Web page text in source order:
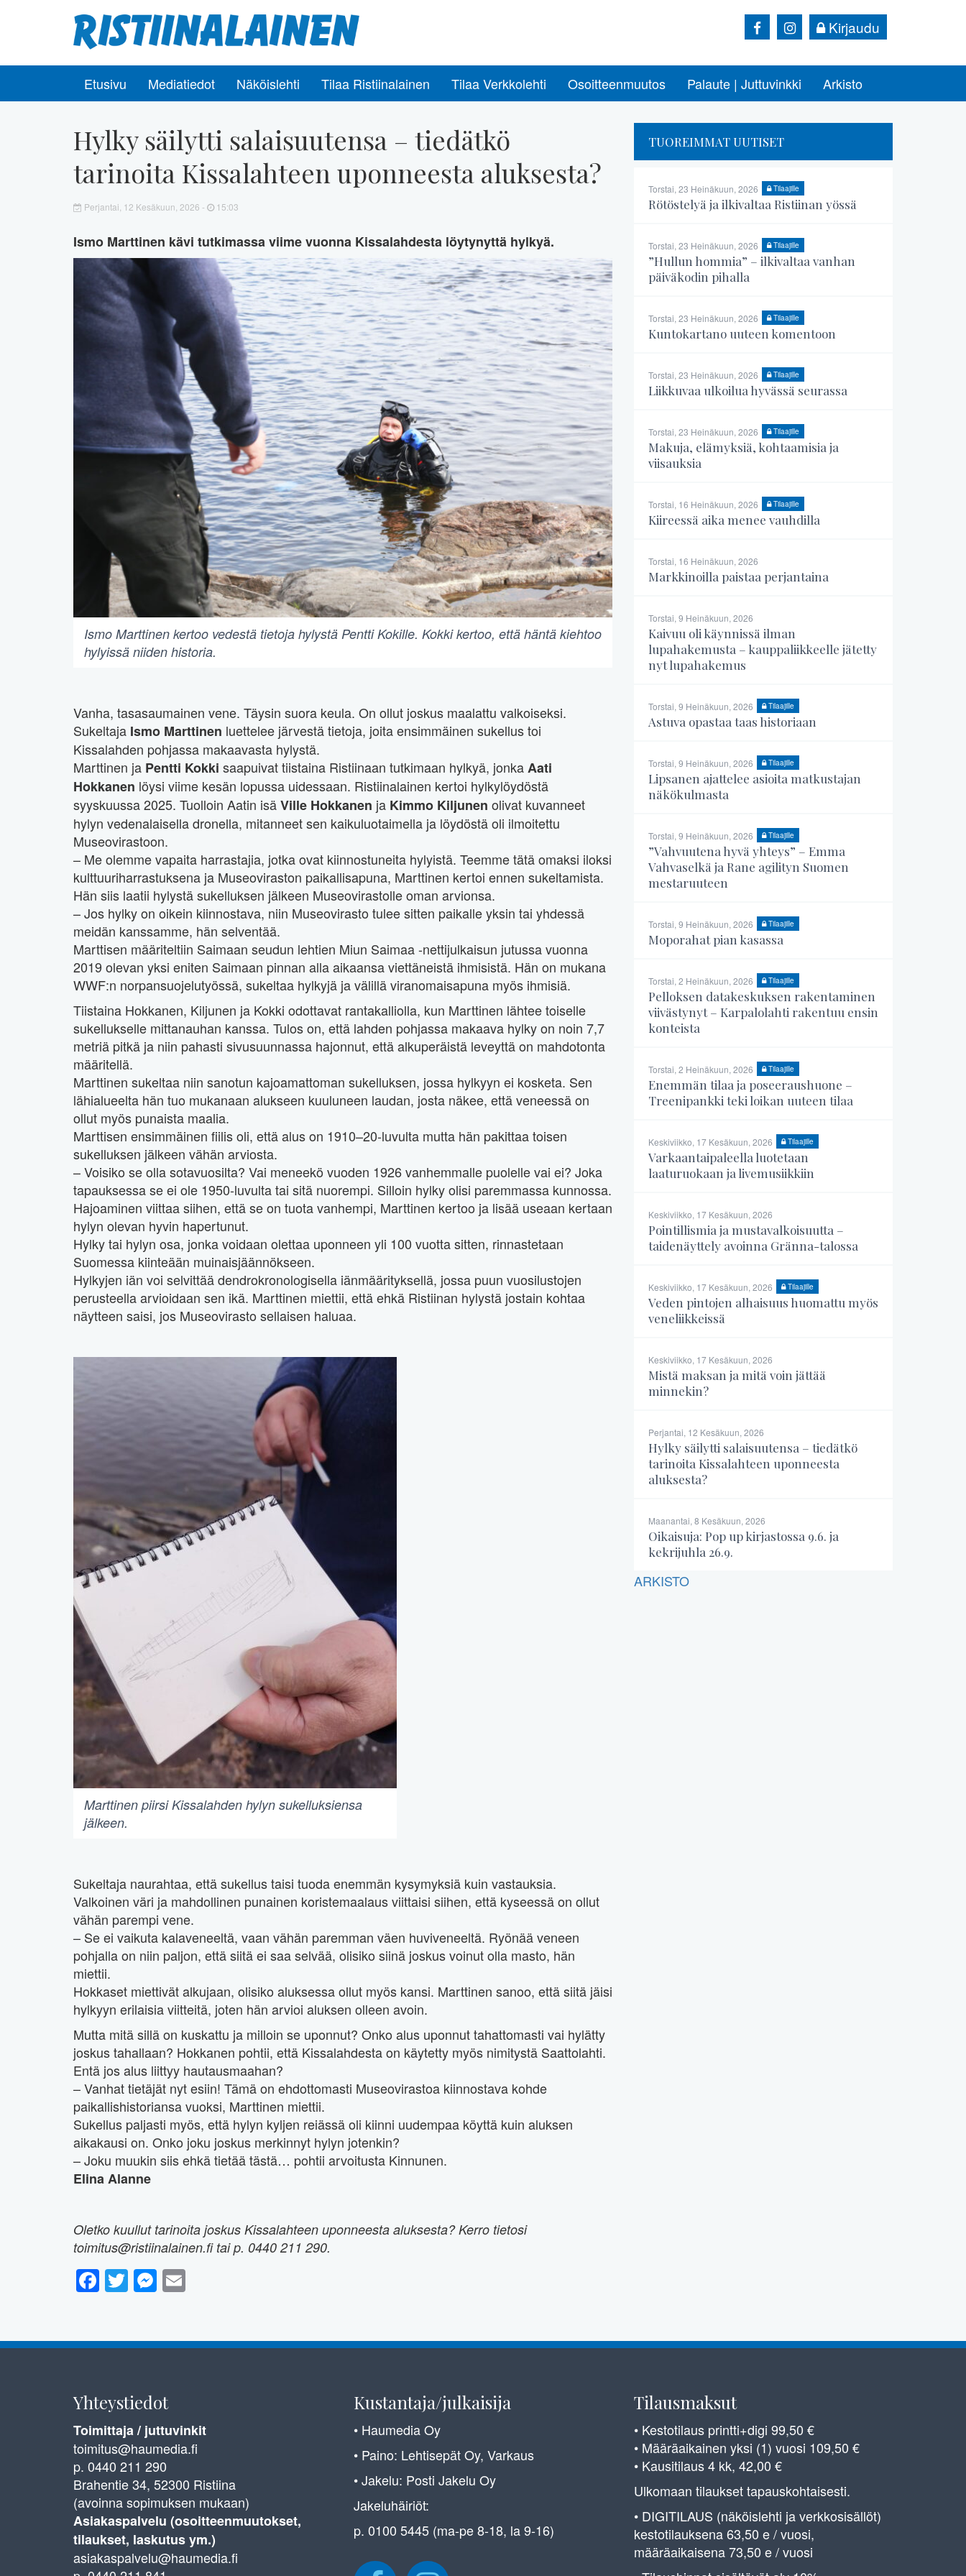
Kirjaudu
Etusivu Mediatiedot Näköislehti Tilaa Ristiinalainen Tilaa Verkkolehti Osoitteenmuutos Palaute | Juttuvinkki Arkisto
Hylky säilytti salaisuutensa – tiedätkö
tarinoita Kissalahteen uponneesta aluksesta?
Perjantai, 12 Kesäkuun, 2026 - 15:03
Ismo Marttinen kävi tutkimassa viime vuonna Kissalahdesta löytynyttä hylkyä.
Ismo Marttinen kertoo vedestä tietoja hylystä Pentti Kokille. Kokki kertoo, että häntä kiehtoo
hylyissä niiden historia.
Vanha, tasasaumainen vene. Täysin suora keula. On ollut joskus maalattu valkoiseksi.
Sukeltaja Ismo Marttinen luettelee järvestä tietoja, joita ensimmäinen sukellus toi
Kissalahden pohjassa makaavasta hylystä.
Marttinen ja Pentti Kokki saapuivat tiistaina Ristiinaan tutkimaan hylkyä, jonkaAati
Hokkanen löysi viime kesän lopussa uidessaan. Ristiinalainen kertoi hylkylöydöstä
syyskuussa 2025. Tuolloin Aatin isäVille Hokkanen ja Kimmo Kiljunen olivat kuvanneet
hylyn vedenalaisella dronella, mitanneet sen kaikuluotaimella ja löydöstä oli ilmoitettu
Museovirastoon.
– Me olemme vapaita harrastajia, jotka ovat kiinnostuneita hylyistä. Teemme tätä omaksi iloksi
kulttuuriharrastuksena ja Museoviraston paikallisapuna, Marttinen kertoi ennen sukeltamista.
Hän siis laatii hylystä sukelluksen jälkeen Museovirastolle oman arvionsa.
– Jos hylky on oikein kiinnostava, niin Museovirasto tulee sitten paikalle yksin tai yhdessä
meidän kanssamme, hän selventää.
Marttisen määriteltiin Saimaan seudun lehtien Miun Saimaa -nettijulkaisun jutussa vuonna
2019 olevan yksi eniten Saimaan pinnan alla aikaansa viettäneistä ihmisistä. Hän on mukana
WWF:n norpansuojelutyössä, sukeltaa hylkyjä ja välillä viranomaisapuna myös ihmisiä.
Tiistaina Hokkanen, Kiljunen ja Kokki odottavat rantakalliolla, kun Marttinen lähtee toiselle
sukellukselle mittanauhan kanssa. Tulos on, että lahden pohjassa makaava hylky on noin 7,7
metriä pitkä ja niin pahasti sivusuunnassa hajonnut, että alkuperäistä leveyttä on mahdotonta
määritellä.
Marttinen sukeltaa niin sanotun kajoamattoman sukelluksen, jossa hylkyyn ei kosketa. Sen
lähialueelta hän tuo mukanaan alukseen kuuluneen laudan, josta näkee, että veneessä on
ollut myös punaista maalia.
Marttisen ensimmäinen fiilis oli, että alus on 1910–20-luvulta mutta hän pakittaa toisen
sukelluksen jälkeen vähän arviosta.
– Voisiko se olla sotavuosilta? Vai meneekö vuoden 1926 vanhemmalle puolelle vai ei? Joka
tapauksessa se ei ole 1950-luvulta tai sitä nuorempi. Silloin hylky olisi paremmassa kunnossa.
Hajoaminen viittaa siihen, että se on tuota vanhempi, Marttinen kertoo ja lisää useaan kertaan
hylyn olevan hyvin hapertunut.
Hylky tai hylyn osa, jonka voidaan olettaa uponneen yli 100 vuotta sitten, rinnastetaan
Suomessa kiinteään muinaisjäännökseen.
Hylkyjen iän voi selvittää dendrokronologisella iänmäärityksellä, jossa puun vuosilustojen
perusteella arvioidaan sen ikä. Marttinen miettii, että ehkä Ristiinan hylystä jostain kohtaa
näytteen saisi, jos Museovirasto sellaisen haluaa.
Marttinen piirsi Kissalahden hylyn sukelluksiensa
jälkeen.
Sukeltaja naurahtaa, että sukellus taisi tuoda enemmän kysymyksiä kuin vastauksia.
Valkoinen väri ja mahdollinen punainen koristemaalaus viittaisi siihen, että kyseessä on ollut
vähän parempi vene.
– Se ei vaikuta kalaveneeltä, vaan vähän paremman väen huviveneeltä. Ryönää veneen
pohjalla on niin paljon, että siitä ei saa selvää, olisiko siinä joskus voinut olla masto, hän
miettii.
Hokkaset miettivät alkujaan, olisiko aluksessa ollut myös kansi. Marttinen sanoo, että siitä jäisi
hylkyyn erilaisia viitteitä, joten hän arvioi aluksen olleen avoin.
Mutta mitä sillä on kuskattu ja milloin se uponnut? Onko alus uponnut tahattomasti vai hylätty
joskus tahallaan? Hokkanen pohtii, että Kissalahdesta on käytetty myös nimitystä Saattolahti.
Entä jos alus liittyy hautausmaahan?
– Vanhat tietäjät nyt esiin! Tämä on ehdottomasti Museovirastoa kiinnostava kohde
paikallishistoriansa vuoksi, Marttinen miettii.
Sukellus paljasti myös, että hylyn kyljen reiässä oli kiinni uudempaa köyttä kuin aluksen
aikakausi on. Onko joku joskus merkinnyt hylyn jotenkin?
– Joku muukin siis ehkä tietää tästä… pohtii arvoitusta Kinnunen.
Elina Alanne
Oletko kuullut tarinoita joskus Kissalahteen uponneesta aluksesta? Kerro tietosi
toimitus@ristiinalainen.fi tai p. 0440 211 290.
Facebook
TwitterMessenger
TUOREIMMAT UUTISET
Torstai, 23 Heinäkuun, 2026 Tilaajille
Rötöstelyä ja ilkivaltaa Ristiinan yössä
Torstai, 23 Heinäkuun, 2026 Tilaajille
”Hullun hommia” – ilkivaltaa vanhan
päiväkodin pihalla
Torstai, 23 Heinäkuun, 2026 Tilaajille
Kuntokartano uuteen komentoon
Torstai, 23 Heinäkuun, 2026 Tilaajille
Liikkuvaa ulkoilua hyvässä seurassa
Torstai, 23 Heinäkuun, 2026 Tilaajille
Makuja, elämyksiä, kohtaamisia ja
viisauksia
Torstai, 16 Heinäkuun, 2026 Tilaajille
Kiireessä aika menee vauhdilla
Torstai, 16 Heinäkuun, 2026
Markkinoilla paistaa perjantaina
Torstai, 9 Heinäkuun, 2026
Kaivuu oli käynnissä ilman
lupahakemusta – kauppaliikkeelle jätetty
nyt lupahakemus
Torstai, 9 Heinäkuun, 2026 Tilaajille
Astuva opastaa taas historiaan
Torstai, 9 Heinäkuun, 2026 Tilaajille
Lipsanen ajattelee asioita matkustajan
näkökulmasta
Torstai, 9 Heinäkuun, 2026 Tilaajille
”Vahvuutena hyvä yhteys” – Emma
Vahvaselkä ja Rane agilityn Suomen
mestaruuteen
Torstai, 9 Heinäkuun, 2026 Tilaajille
Moporahat pian kasassa
Torstai, 2 Heinäkuun, 2026 Tilaajille
Pelloksen datakeskuksen rakentaminen
viivästynyt – Karpalolahti rakentuu ensin
konteista
Torstai, 2 Heinäkuun, 2026 Tilaajille
Enemmän tilaa ja poseeraushuone –
Treenipankki teki loikan uuteen tilaa
Keskiviikko, 17 Kesäkuun, 2026 Tilaajille
Varkaantaipaleella luotetaan
laaturuokaan ja livemusiikkiin
Keskiviikko, 17 Kesäkuun, 2026
Pointillismia ja mustavalkoisuutta –
taidenäyttely avoinna Gränna-talossa
Keskiviikko, 17 Kesäkuun, 2026 Tilaajille
Veden pintojen alhaisuus huomattu myös
veneliikkeissä
Keskiviikko, 17 Kesäkuun, 2026
Mistä maksan ja mitä voin jättää
minnekin?
Perjantai, 12 Kesäkuun, 2026
Hylky säilytti salaisuutensa – tiedätkö
tarinoita Kissalahteen uponneesta
aluksesta?
Maanantai, 8 Kesäkuun, 2026
Oikaisuja: Pop up kirjastossa 9.6. ja
kekrijuhla 26.9.
ARKISTO
Yhteystiedot
Toimittaja / juttuvinkit
toimitus@haumedia.fi
p. 0440 211 290
Brahentie 34, 52300 Ristiina
(avoinna sopimuksen mukaan)
Asiakaspalvelu (osoitteenmuutokset,
tilaukset, laskutus ym.)
asiakaspalvelu@haumedia.fi
Kustantaja/julkaisija
• Haumedia Oy
• Paino: Lehtisepät Oy, Varkaus
• Jakelu: Posti Jakelu Oy
Jakeluhäiriöt:
p. 0100 5445 (ma-pe 8-18, la 9-16)
Tilausmaksut
• Kestotilaus printti+digi 99,50 €
• Määräaikainen yksi (1) vuosi 109,50 €
• Kausitilaus 4 kk, 42,00 €
Ulkomaan tilaukset tapauskohtaisesti.
• DIGITILAUS (näköislehti ja verkkosisällöt)
kestotilauksena 63,50 e / vuosi,
määräaikaisena 73,50 e / vuosi